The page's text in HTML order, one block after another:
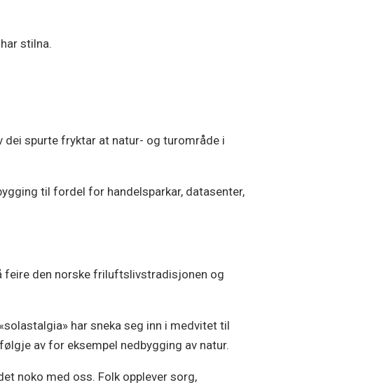
stilna.
dei spurte fryktar at natur- og turområde i
til fordel for handelsparkar, datasenter,
feire den norske friluftslivstradisjonen og
har sneka seg inn i medvitet til
av for eksempel nedbygging av natur.
noko med oss. Folk opplever sorg,